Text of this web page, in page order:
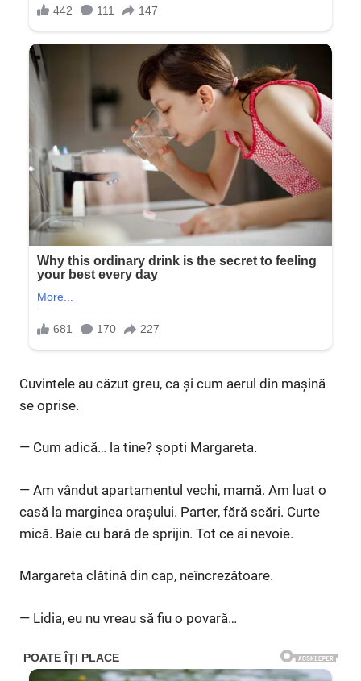
Cuvintele au căzut greu, ca și cum aerul din mașină
se oprise.
— Cum adică… la tine? șopti Margareta.
— Am vândut apartamentul vechi, mamă. Am luat o
casă la marginea orașului. Parter, fără scări. Curte
mică. Baie cu bară de sprijin. Tot ce ai nevoie.
Margareta clătină din cap, neîncrezătoare.
— Lidia, eu nu vreau să fiu o povară…